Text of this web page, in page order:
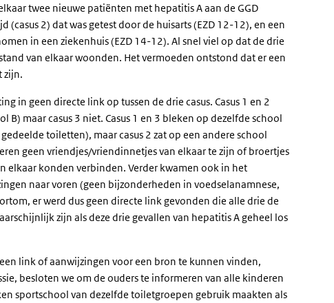
twee nieuwe patiënten met hepatitis A aan de GGD
2) dat was getest door de huisarts (EZD 12-12), en een
in een ziekenhuis (EZD 14-12). Al snel viel op dat de drie
van elkaar woonden. Het vermoeden ontstond dat er een
zijn.
in geen directe link op tussen de drie casus. Casus 1 en 2
maar casus 3 niet. Casus 1 en 3 bleken op dezelfde school
toiletten), maar casus 2 zat op een andere school
geen vriendjes/vriendinnetjes van elkaar te zijn of broertjes
elkaar konden verbinden. Verder kwamen ook in het
naar voren (geen bijzonderheden in voedselanamnese,
er werd dus geen directe link gevonden die alle drie de
zijn als deze drie gevallen van hepatitis A geheel los
link of aanwijzingen voor een bron te kunnen vinden,
besloten we om de ouders te informeren van alle kinderen
sportschool van dezelfde toiletgroepen gebruik maakten als